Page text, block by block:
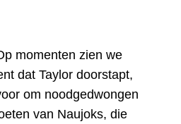
momenten zien we
dat Taylor doorstapt,
om noodgedwongen
van Naujoks, die